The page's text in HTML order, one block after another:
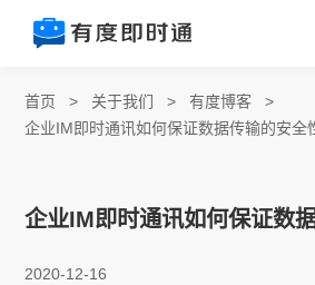
首页 > 关于我们 >有度博客 >
企业IM即时通讯如何保证数据传输的安全
企业IM即时通讯如何保证数
2020-12-16